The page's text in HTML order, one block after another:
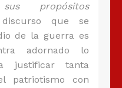
propósitos
que se
de la guerra es
adornado lo
justificar tanta
patriotismo con